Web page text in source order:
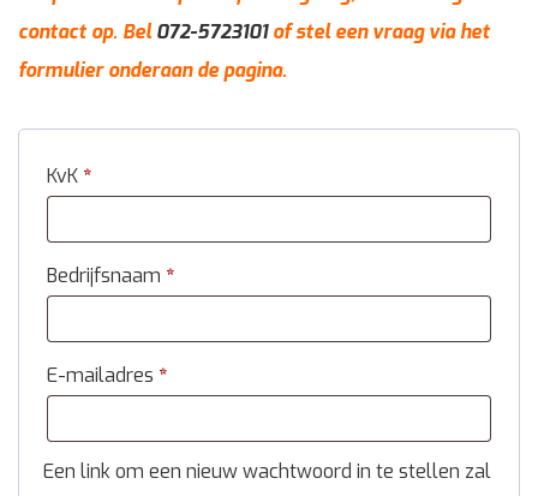
contact op. Bel072-5723101of stel een vraag via het
formulier onderaan de pagina.
KvK *
Bedrijfsnaam *
E-mailadres *
Een link om een nieuw wachtwoord in te stellen zal